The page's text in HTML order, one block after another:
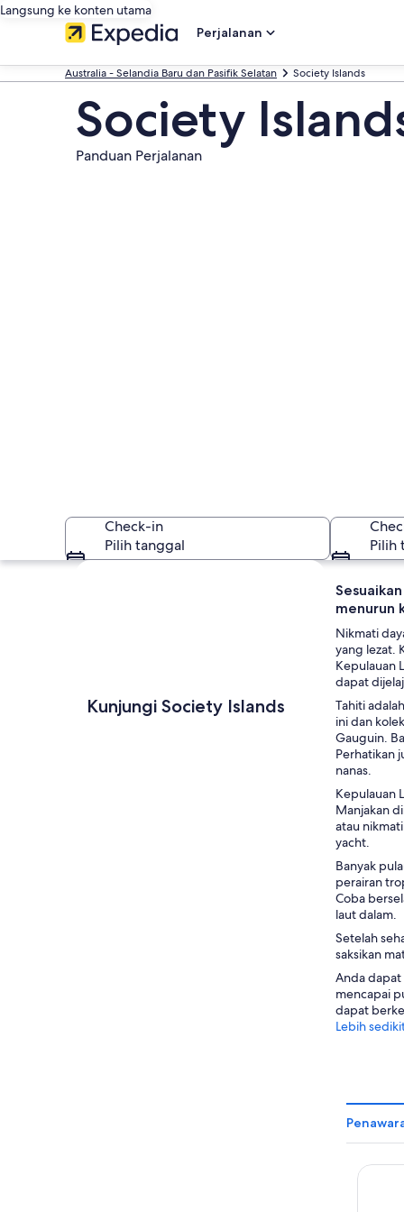
Langsung ke konten utama
Perjalanan
Australia - Selandia Baru dan Pasifik Selatan Society Islands
Society
Panduan Perjalanan
Society Islands
Check-in
Pilih tanggal
Pilih
Jelajahi peta
Kunjungi Society Islands
menurun
Nikmati
yang lezat.
Kepulauan
dapat
Tahiti
ini dan
Gauguin.
Perhatikan
nanas.
Kepulauan
Manjakan
atau
yacht.
Banyak
perairan
Coba
laut dalam.
Setelah
saksikan
Anda dapat
mencapai
dapat
Lebih
The